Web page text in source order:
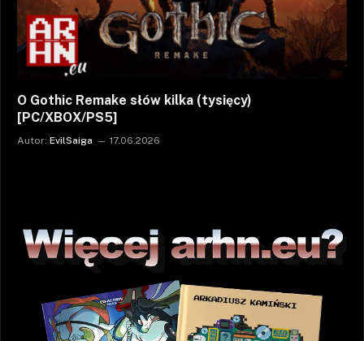
O Gothic Remake słów kilka (tysięcy)
[PC/XBOX/PS5]
Autor: EvilSaiga 17.06.2026